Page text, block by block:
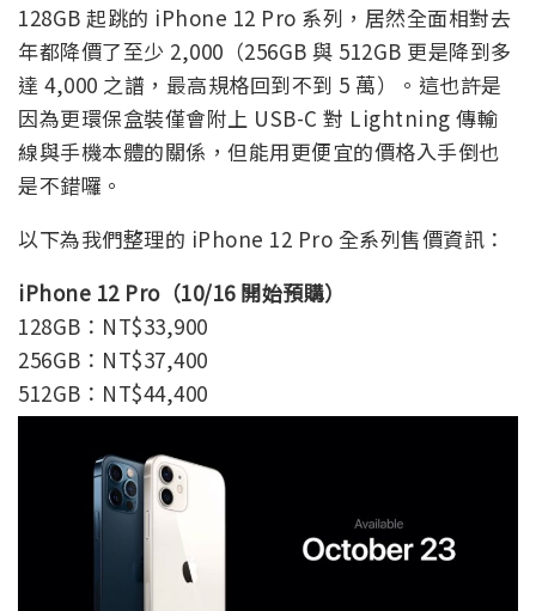
128GB 起跳的 iPhone 12 Pro 系列，居然全面相對去
年都降價了至少 2,000（256GB 與 512GB 更是降到多
達 4,000 之譜，最高規格回到不到 5 萬）。這也許是
因為更環保盒裝僅會附上 USB-C 對 Lightning 傳輸
線與手機本體的關係，但能用更便宜的價格入手倒也
是不錯囉。
以下為我們整理的 iPhone 12 Pro 全系列售價資訊：
iPhone 12 Pro（10/16 開始預購）
128GB：NT$33,900
256GB：NT$37,400
512GB：NT$44,400